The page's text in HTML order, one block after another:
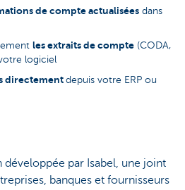
de compte actualisées dans
les extraits de compte (CODA,
logiciel
directement depuis votre ERP ou
développée par Isabel, une joint
banques et fournisseurs